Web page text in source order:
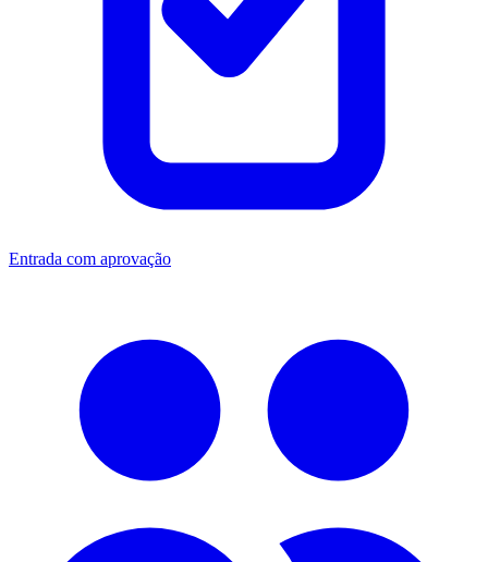
Entrada com aprovação